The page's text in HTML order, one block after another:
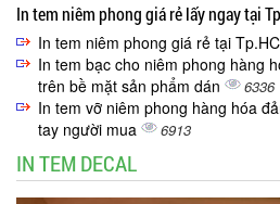
In tem niêm phong giá rẻ lấy ngay tại
In tem niêm phong giá rẻ tại
In tem bạc cho niêm phong hàng
trên bề mặt sản phẩm dán
6336
In tem vỡ niêm phong hàng hóa
tay người mua
6913
IN TEM DECAL